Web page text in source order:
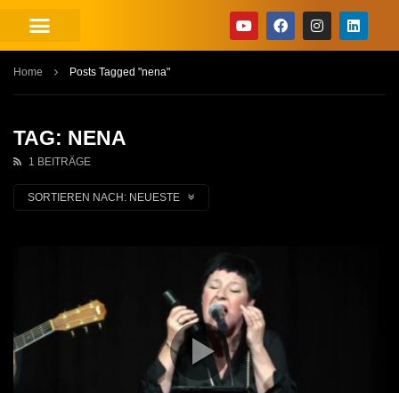
Home Posts Tagged "nena"
TAG: NENA
1 BEITRÄGE
SORTIEREN NACH: NEUESTE